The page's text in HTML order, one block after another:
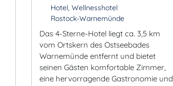
Hotel, Wellnesshotel
Rostock-Warnemünde
Das 4-Sterne-Hotel liegt ca. 3,5 km
vom Ortskern des Ostseebades
Warnemünde entfernt und bietet
seinen Gästen komfortable Zimmer,
eine hervorragende Gastronomie und